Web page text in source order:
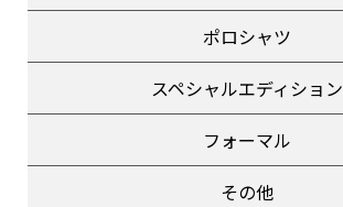
ポロシャツ
スペシャルエディション
フォーマル
その他